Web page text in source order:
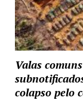
Valas
colapso pelo